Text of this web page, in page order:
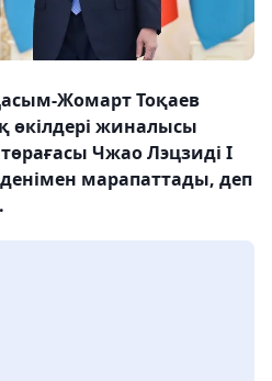
Жомарт Тоқаев
өкілдері жиналысы
Чжао Лэцзиді І
марапаттады, деп